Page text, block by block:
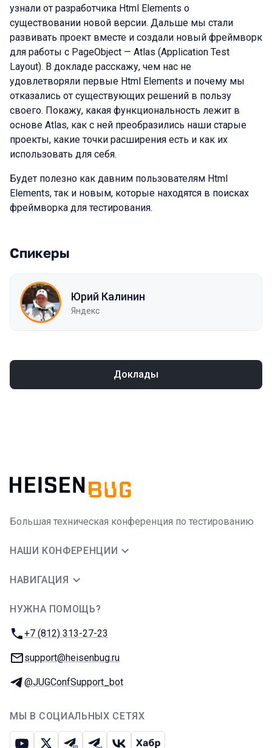
узнали от разработчика Html Elements о
существовании новой версии. Дальше мы стали
развивать проект вместе и создали новый фреймворк
для работы с PageObject — Atlas (Application Test
Layout). В докладе расскажу, чем нас не
удовлетворяли первые Html Elements и почему мы
отказались от существующих решений в пользу
своего. Покажу, какая функциональность лежит в
основе Atlas, как с ней преобразились наши старые
проекты, какие точки расширения есть и как их
использовать для себя.
Будет полезно как давним пользователям Html
Elements, так и новым, которые находятся в поисках
фреймворка для тестирования.
Спикеры
Юрий Калинин
Яндекс
Доклады
Большая техническая конференция по тестированию
НАШИ КОНФЕРЕНЦИИ
НАВИГАЦИЯ
НУЖНА ПОМОЩЬ?
Телефон:
+7 (812) 313-27-23
E-mail:
support@heisenbug.ru
Телеграм:
@JUGConfSupport_bot
МЫ В СОЦИАЛЬНЫХ СЕТЯХ